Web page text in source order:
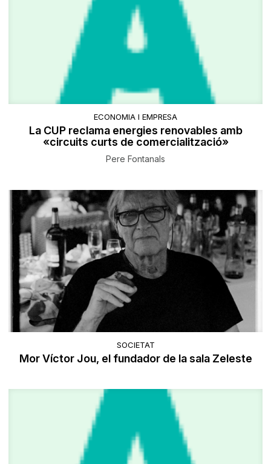
ECONOMIA I EMPRESA
La CUP reclama energies renovables amb
«circuits curts de comercialització»
Pere Fontanals
SOCIETAT
Mor Víctor Jou, el fundador de la sala Zeleste